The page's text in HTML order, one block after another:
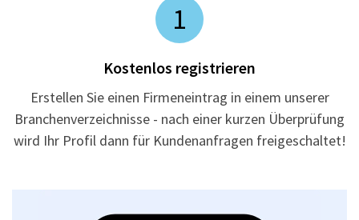
1
Kostenlos registrieren
Erstellen Sie einen Firmeneintrag in einem unserer
Branchenverzeichnisse - nach einer kurzen Überprüfung
wird Ihr Profil dann für Kundenanfragen freigeschaltet!